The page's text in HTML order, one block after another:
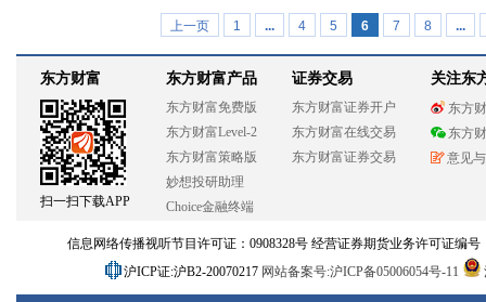
上一页 1 ... 4 5 6 7 8 ...
东方财富
扫一扫下载APP
东方财富产品
东方财富免费版
东方财富Level-2
东方财富策略版
妙想投研助理
Choice金融终端
证券交易
东方财富证券开户
东方财富在线交易
东方财富证券交易
关注东
东方
东方
意见
信息网络传播视听节目许可证：0908328号 经营证券期货业务许可证编号
沪ICP证:沪B2-20070217 网站备案号:沪ICP备05006054号-11